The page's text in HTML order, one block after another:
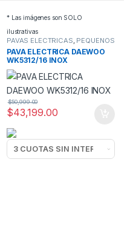
* Las imágenes son SOLO
ilustrativas
PAVAS ELECTRICAS, PEQUEÑOS
ELECTRODOMESTICOS
PAVA ELECTRICA DAEWOO
WK5312/16 INOX
$43,199.00
$50,999.00